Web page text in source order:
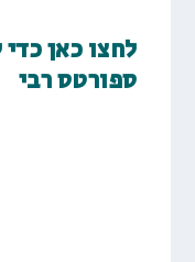
לחצו כאן
ספורטס רבי